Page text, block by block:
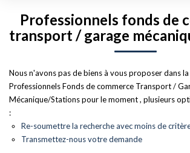
DÉPOSEZ VOTRE
CONTACT
EN
Type de bien
Surface min
Professionnels fonds de
transport / garage
Nous n'avons pas de biens à vous proposer dans
Professionnels Fonds de commerce Transport /
Mécanique/Stations pour le moment , plusieurs
:
Re-soumettre la recherche avec moins de
Transmettez-nous votre demande